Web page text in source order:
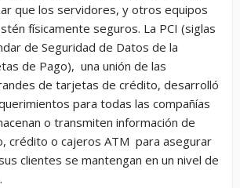
que los servidores, y otros equipos
físicamente seguros. La PCI (siglas
de Seguridad de Datos de la
de Pago), una unión de las
de tarjetas de crédito, desarrolló
para todas las compañías
o transmiten información de
crédito o cajeros ATM para asegurar
clientes se mantengan en un nivel de